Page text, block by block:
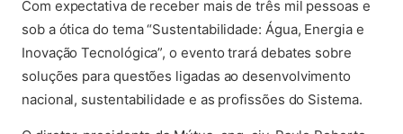
Com expectativa de receber mais de três mil pessoas e
sob a ótica do tema “Sustentabilidade: Água, Energia e
Inovação Tecnológica”, o evento trará debates sobre
soluções para questões ligadas ao desenvolvimento
nacional, sustentabilidade e as profissões do Sistema.